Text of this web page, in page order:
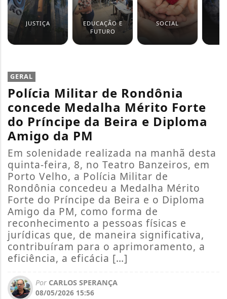
JUSTIÇA
EDUCAÇÃO E
FUTURO
SOCIAL
GERAL
Polícia Militar de Rondônia
concede Medalha Mérito Forte
do Príncipe da Beira e Diploma
Amigo da PM
Em solenidade realizada na manhã desta
quinta-feira, 8, no Teatro Banzeiros, em
Porto Velho, a Polícia Militar de
Rondônia concedeu a Medalha Mérito
Forte do Príncipe da Beira e o Diploma
Amigo da PM, como forma de
reconhecimento a pessoas físicas e
jurídicas que, de maneira significativa,
contribuíram para o aprimoramento, a
eficiência, a eficácia […]
Por CARLOS SPERANÇA
08/05/2026 15:56